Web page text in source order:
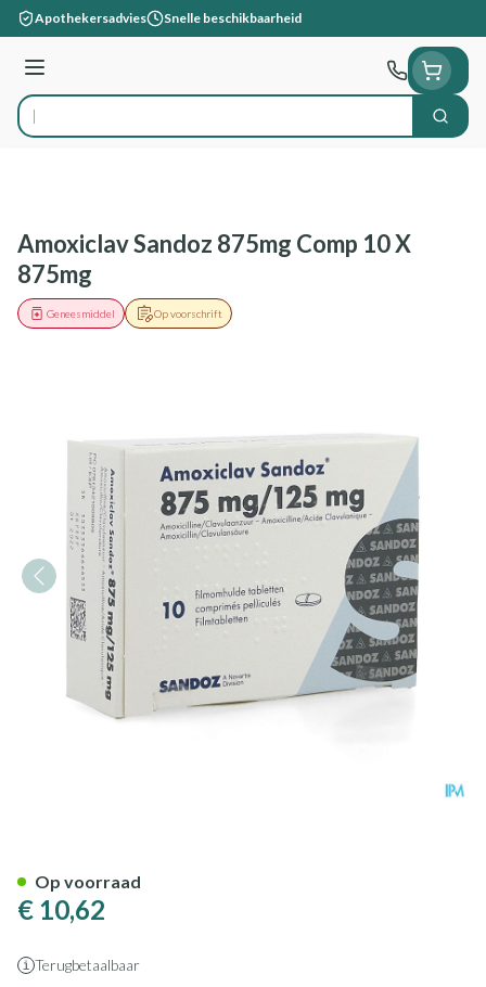
Ga naar de inhoud
Apothekersadvies Snelle beschikbaarheid
Menu
Product, merk, categorie... Zoek
Amoxiclav Sandoz 875mg Comp 10 X
875mg
Op voorschrift
Geneesmiddel
€ 10,62
Terugbetaalbaar
Op voorraad